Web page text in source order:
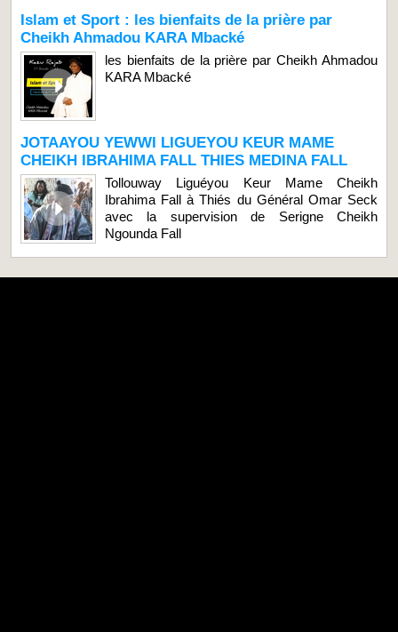
Islam et Sport : les bienfaits de la prière par
Cheikh Ahmadou KARA Mbacké
les bienfaits de la prière par Cheikh Ahmadou
KARA Mbacké
JOTAAYOU YEWWI LIGUEYOU KEUR MAME
CHEIKH IBRAHIMA FALL THIES MEDINA FALL
Tollouway Liguéyou Keur Mame Cheikh
Ibrahima Fall à Thiés du Général Omar Seck
avec la supervision de Serigne Cheikh
Ngounda Fall